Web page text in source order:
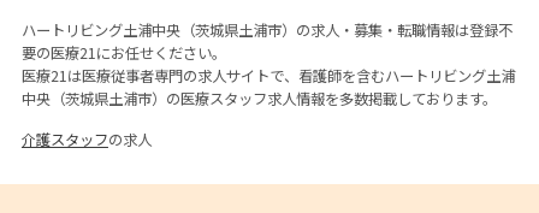
ハートリビング土浦中央（茨城県土浦市）の求人・募集・転職情報は登録不
要の医療21にお任せください。
医療21は医療従事者専門の求人サイトで、看護師を含むハートリビング土浦
中央（茨城県土浦市）の医療スタッフ求人情報を多数掲載しております。
介護スタッフの求人